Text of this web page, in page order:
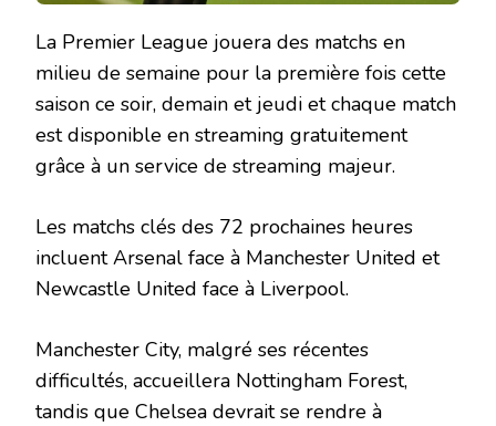
La Premier League jouera des matchs en
milieu de semaine pour la première fois cette
saison ce soir, demain et jeudi et chaque match
est disponible en streaming gratuitement
grâce à un service de streaming majeur.
Les matchs clés des 72 prochaines heures
incluent Arsenal face à Manchester United et
Newcastle United face à Liverpool.
Manchester City, malgré ses récentes
difficultés, accueillera Nottingham Forest,
tandis que Chelsea devrait se rendre à